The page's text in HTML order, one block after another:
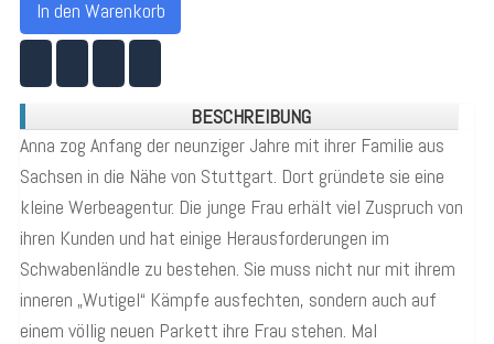
In den Warenkorb
BESCHREIBUNG
Anna zog Anfang der neunziger Jahre mit ihrer Familie aus
Sachsen in die Nähe von Stuttgart. Dort gründete sie eine
kleine Werbeagentur. Die junge Frau erhält viel Zuspruch von
ihren Kunden und hat einige Herausforderungen im
Schwabenländle zu bestehen. Sie muss nicht nur mit ihrem
inneren „Wutigel“ Kämpfe ausfechten, sondern auch auf
einem völlig neuen Parkett ihre Frau stehen. Mal